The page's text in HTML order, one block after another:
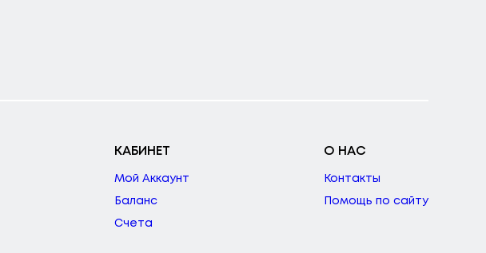
КАБИНЕТ
Мой Аккаунт
Баланс
Счета
О НАС
Контакты
Помощь по сайту